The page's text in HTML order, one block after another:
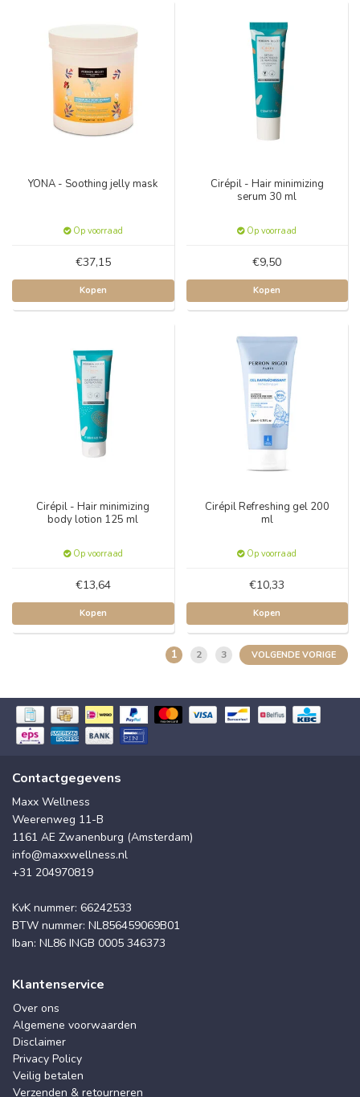
YONA - Soothing jelly mask
Op voorraad
€37,15
Kopen
Cirépil - Hair minimizing
serum 30 ml
Op voorraad
€9,50
Kopen
Cirépil - Hair minimizing
body lotion 125 ml
Op voorraad
€13,64
Kopen
Cirépil Refreshing gel 200
ml
Op voorraad
€10,33
Kopen
1 2 3 VOLGENDE VORIGE
Contactgegevens
Maxx Wellness
Weerenweg 11-B
1161 AE Zwanenburg (Amsterdam)
info@maxxwellness.nl
+31 204970819
KvK nummer: 66242533
BTW nummer: NL856459069B01
Iban: NL86 INGB 0005 346373
Klantenservice
Over ons
Algemene voorwaarden
Disclaimer
Privacy Policy
Veilig betalen
Verzenden & retourneren